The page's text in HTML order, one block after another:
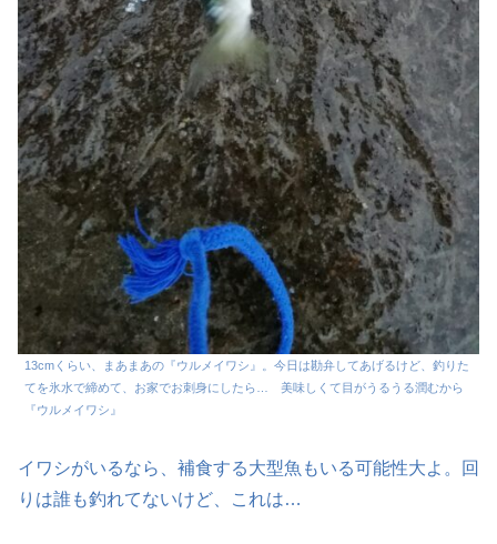
13cmくらい、まあまあの『ウルメイワシ』。今日は勘弁してあげるけど、釣りた
てを氷水で締めて、お家でお刺身にしたら… 美味しくて目がうるうる潤むから
『ウルメイワシ』
イワシがいるなら、補食する大型魚もいる可能性大よ。回
りは誰も釣れてないけど、これは…